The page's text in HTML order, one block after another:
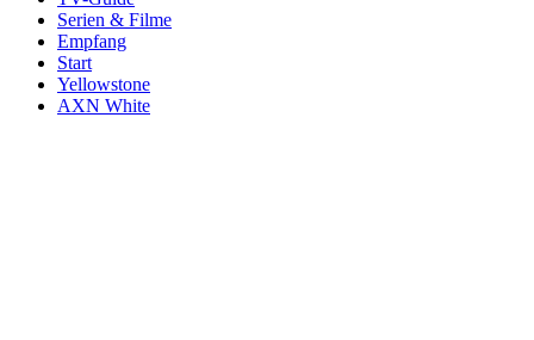
Serien & Filme
Empfang
Start
Yellowstone
AXN White